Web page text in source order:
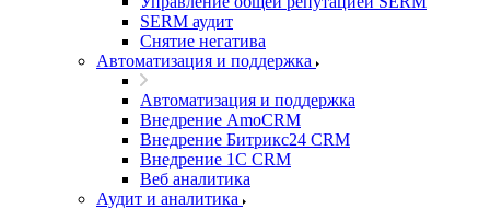
SERM аудит
Снятие негатива
Автоматизация и поддержка
Автоматизация и поддержка
Внедрение AmoCRM
Внедрение Битрикс24 CRM
Внедрение 1C CRM
Веб аналитика
Аудит и аналитика